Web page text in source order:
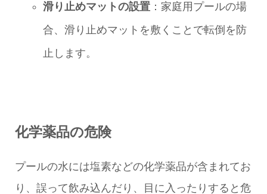
滑り止めマットの設置：家庭用プールの場
合、滑り止めマットを敷くことで転倒を防
止します。
化学薬品の危険
プールの水には塩素などの化学薬品が含まれてお
り、誤って飲み込んだり、目に入ったりすると危